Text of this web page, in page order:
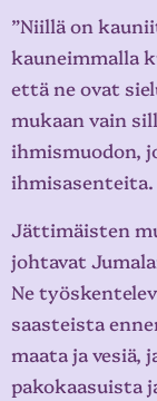
”Niillä on
kauneimmalla
että ne ovat
mukaan vain
ihmismuodon,
ihmisasenteita.
Jättimäisten
johtavat
Ne
saasteista
maata ja vesiä,
pakokaasuista